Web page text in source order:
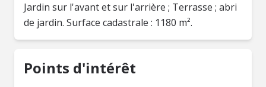
Jardin sur l'avant et sur l'arrière ; Terrasse ; abri
de jardin. Surface cadastrale : 1180 m².
Points d'intérêt